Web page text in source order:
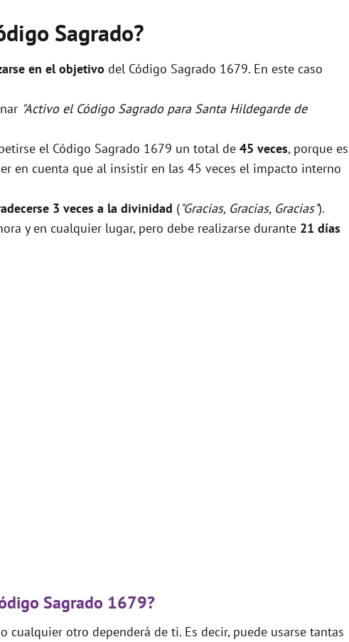
Sagrado?
en el objetivo del Código Sagrado 1679. En este caso
"Activo el Código Sagrado para Santa Hildegarde de
el Código Sagrado 1679 un total de 45 veces, porque es
en cuenta que al insistir en las 45 veces el impacto interno
3 veces a la divinidad ("Gracias, Gracias, Gracias").
y en cualquier lugar, pero debe realizarse durante 21 días
Sagrado 1679?
cualquier otro dependerá de ti. Es decir, puede usarse tantas